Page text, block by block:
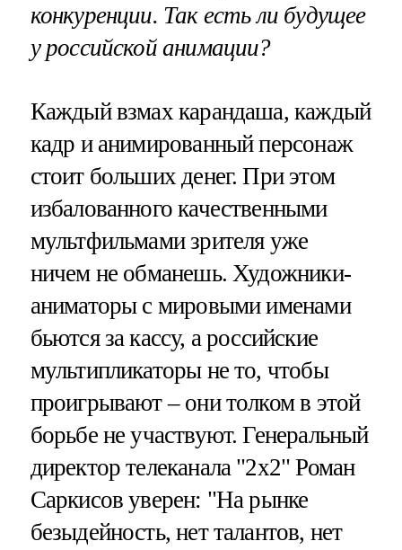
конкуренции. Так есть ли будущее
у российской анимации?
Каждый взмах карандаша, каждый
кадр и анимированный персонаж
стоит больших денег. При этом
избалованного качественными
мультфильмами зрителя уже
ничем не обманешь. Художники-
аниматоры с мировыми именами
бьются за кассу, а российские
мультипликаторы не то, чтобы
проигрывают – они толком в этой
борьбе не участвуют. Генеральный
директор телеканала "2х2" Роман
Саркисов уверен: "На рынке
безыдейность, нет талантов, нет